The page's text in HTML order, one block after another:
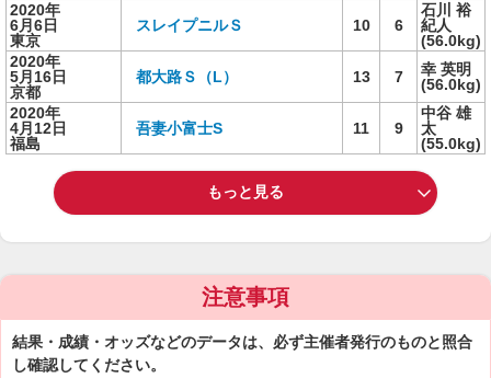
2020年
6月6日
東京
スレイプニルＳ 10 6
石川 裕
紀人
(56.0kg)
2020年
5月16日
京都
都大路Ｓ（L） 13 7
幸 英明
(56.0kg)
2020年
4月12日
福島
吾妻小富士S 11 9
中谷 雄
太
(55.0kg)
もっと見る
注意事項
結果・成績・オッズなどのデータは、必ず主催者発行のものと照合
し確認してください。